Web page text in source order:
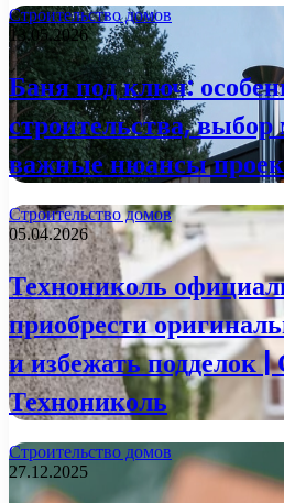
Строительство домов
13.05.2026
Баня под ключ:
строительства, выбор
важные нюансы
Строительство домов
05.04.2026
Технониколь
приобрести
и избежать подделок |
Технониколь
Строительство домов
27.12.2025